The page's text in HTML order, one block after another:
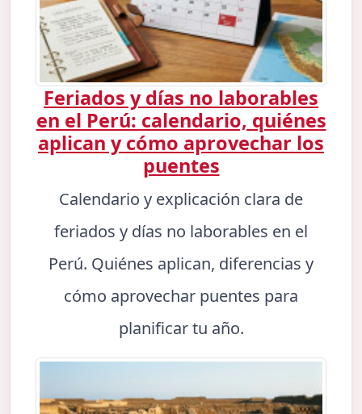
Feriados y días no laborables
en el Perú: calendario, quiénes
aplican y cómo aprovechar los
puentes
Calendario y explicación clara de
feriados y días no laborables en el
Perú. Quiénes aplican, diferencias y
cómo aprovechar puentes para
planificar tu año.